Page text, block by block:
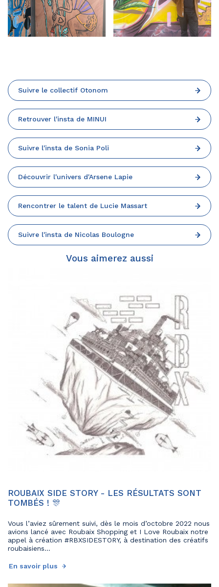
Suivre le collectif Otonom
Retrouver l'insta de MINUI
Suivre l'insta de Sonia Poli
Découvrir l'univers d'Arsene Lapie
Rencontrer le talent de Lucie Massart
Suivre l'insta de Nicolas Boulogne
Vous aimerez aussi
ROUBAIX SIDE STORY - LES RÉSULTATS SONT
TOMBÉS ! 🎊
Vous l’aviez sûrement suivi, dès le mois d’octobre 2022 nous
avions lancé avec Roubaix Shopping et I Love Roubaix notre
appel à création #RBXSIDESTORY, à destination des créatifs
roubaisiens...
En savoir plus